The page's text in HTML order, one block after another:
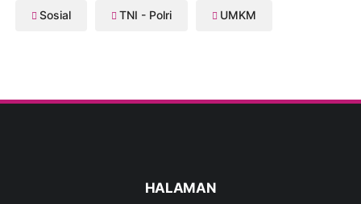
Sosial TNI - Polri UMKM
HALAMAN